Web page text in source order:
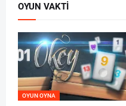
OYUN VAKTI
OYUN OYNA